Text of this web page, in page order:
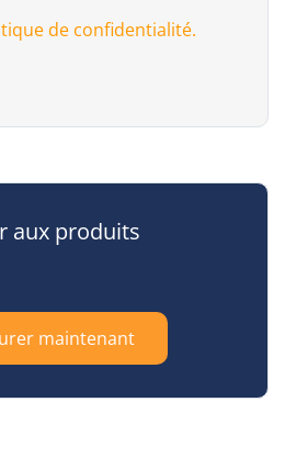
de confidentialité.
aux produits
maintenant